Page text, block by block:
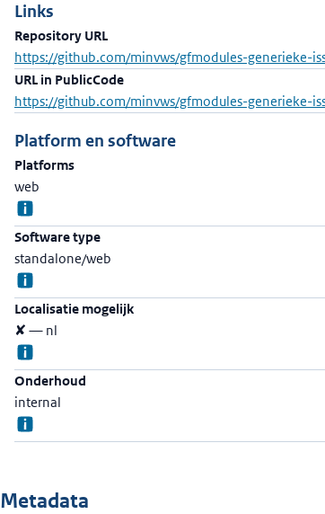
Links
Repository URL
https://github.com/minvws/gfmodules-generieke-
URL in PublicCode
https://github.com/minvws/gfmodules-generieke-
Platform en software
Platforms
web
Software type
standalone/web
Localisatie mogelijk
✘ — nl
Onderhoud
internal
Metadata